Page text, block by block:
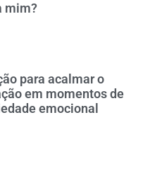
mim?
para acalmar o
em momentos de
emocional